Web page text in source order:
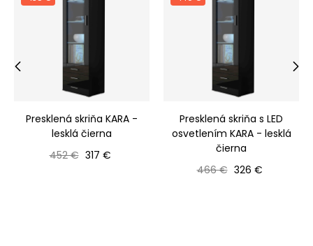
Presklená skriňa KARA -
lesklá čierna
Bežná cena
452 € Cena
317 €
Presklená skriňa s LED
osvetlením KARA - lesklá
čierna
Bežná cena
466 € Cena
326 €